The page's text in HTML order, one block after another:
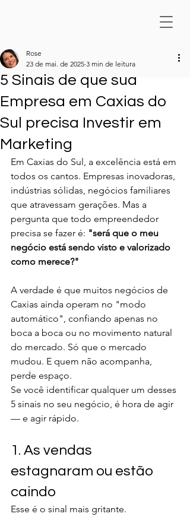
5 Sinais de que sua
Empresa em Caxias do
Sul precisa Investir em
Marketing
Rose
23 de mai. de 2025 3 min de leitura
Em Caxias do Sul, a excelência está em
todos os cantos. Empresas inovadoras,
indústrias sólidas, negócios familiares
que atravessam gerações. Mas a
pergunta que todo empreendedor
precisa se fazer é: "será que o meu
negócio está sendo visto e valorizado
como merece?"
A verdade é que muitos negócios de
Caxias ainda operam no "modo
automático", confiando apenas no
boca a boca ou no movimento natural
do mercado. Só que o mercado
mudou. E quem não acompanha,
perde espaço.
Se você identificar qualquer um desses
5 sinais no seu negócio, é hora de agir
— e agir rápido.
1. As vendas
estagnaram ou estão
caindo
Esse é o sinal mais gritante.